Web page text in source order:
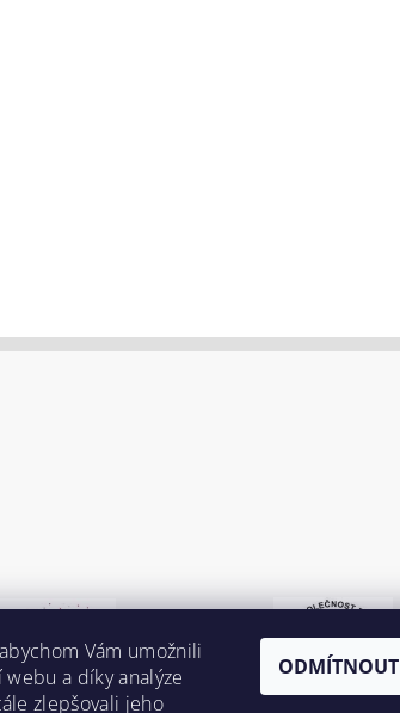
Vám umožnili
a díky analýze
zlepšovali jeho
ODMÍTNOUT